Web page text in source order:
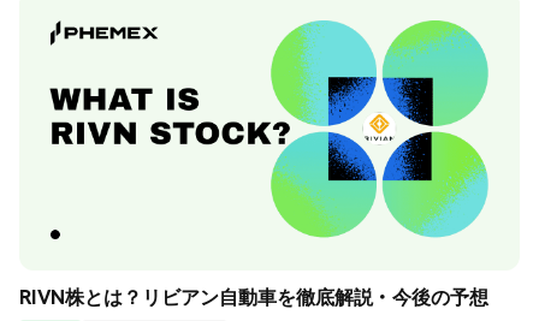
RIVN株とは？リビアン自動車を徹底解説・今後の予想